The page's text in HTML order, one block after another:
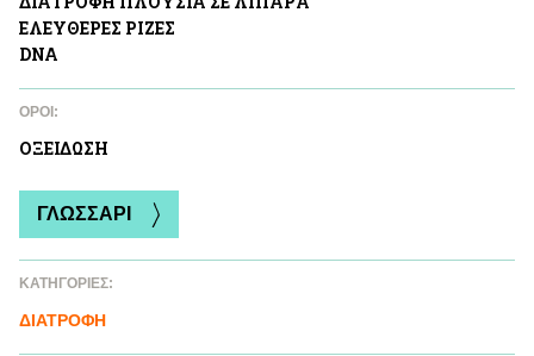
ΕΛΕΥΘΕΡΕΣ ΡΙΖΕΣ
DNA
ΌΡΟΙ:
ΟΞΕΙΔΩΣΗ
ΓΛΩΣΣΑΡΙ
ΚΑΤΗΓΟΡΙΕΣ:
ΔΙΑΤΡΟΦΗ